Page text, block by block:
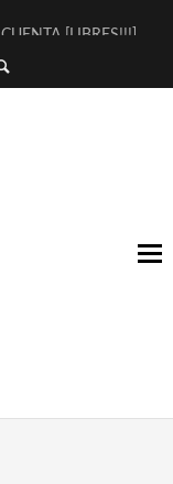
[LIBRES!!!]
MONFORT
TEATRAL CLAUDIO
DEL TOMATAZO
3.0] EN EXVITA
[RELATIVA
A SERRAT